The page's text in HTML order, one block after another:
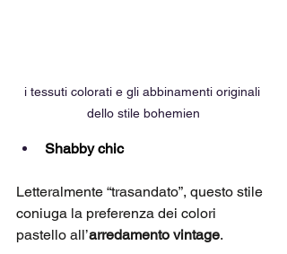
i tessuti colorati e gli abbinamenti originali
dello stile bohemien
Shabby chic
Letteralmente “trasandato”, questo stile
coniuga la preferenza dei colori
pastello all’arredamento vintage.